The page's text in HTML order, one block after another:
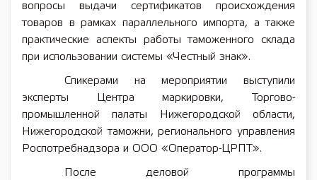
вопросы выдачи сертификатов происхождения
товаров в рамках параллельного импорта, а также
практические аспекты работы таможенного склада
при использовании системы «Честный знак».
Спикерами на мероприятии выступили
эксперты Центра маркировки, Торгово-
промышленной палаты Нижегородской области,
Нижегородской таможни, регионального управления
Роспотребнадзора и ООО «Оператор-ЦРПТ».
После деловой программы